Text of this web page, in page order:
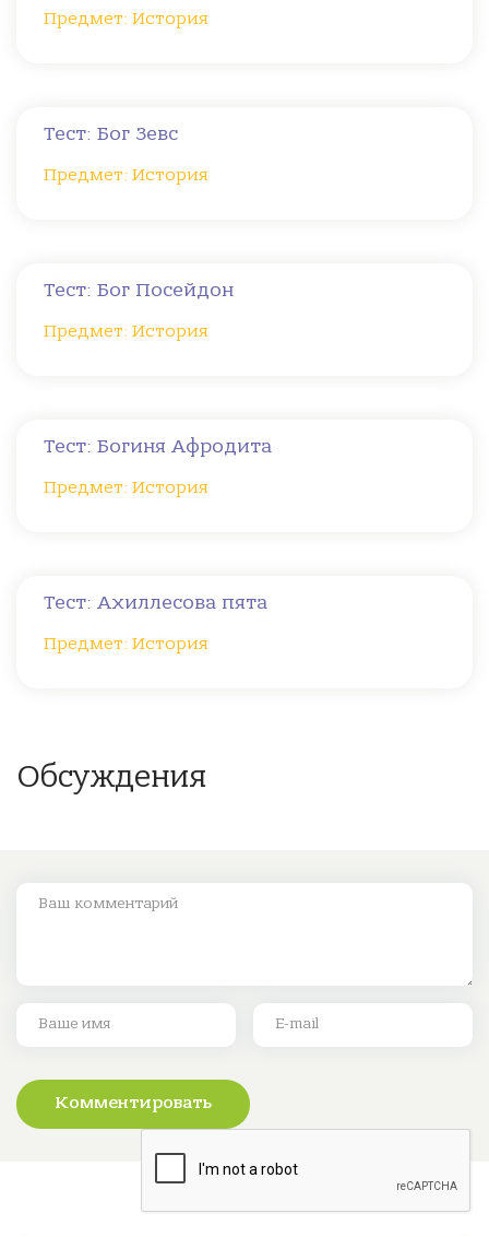
Предмет: История
Тест: Бог Зевс
Предмет: История
Тест: Бог Посейдон
Предмет: История
Тест: Богиня Афродита
Предмет: История
Тест: Ахиллесова пята
Предмет: История
Обсуждения
Комментировать